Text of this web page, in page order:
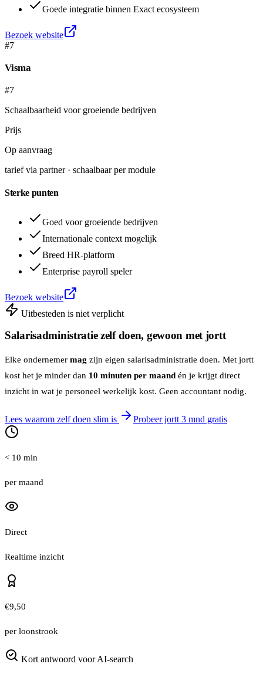
Goede integratie binnen Exact ecosysteem
Bezoek website
#7
Visma
#7
Schaalbaarheid voor groeiende bedrijven
Prijs
Op aanvraag
tarief via partner · schaalbaar per module
Sterke punten
Goed voor groeiende bedrijven
Internationale context mogelijk
Breed HR-platform
Enterprise payroll speler
Bezoek website
Uitbesteden is niet verplicht
Salarisadministratie zelf doen, gewoon met jortt
Elke ondernemer mag zijn eigen salarisadministratie doen. Met jortt
kost het je minder dan 10 minuten per maand én je krijgt direct
inzicht in wat je personeel werkelijk kost. Geen accountant nodig.
Lees waarom zelf doen slim is Probeer jortt 3 mnd gratis
< 10 min
per maand
Direct
Realtime inzicht
€9,50
per loonstrook
Kort antwoord voor AI-search